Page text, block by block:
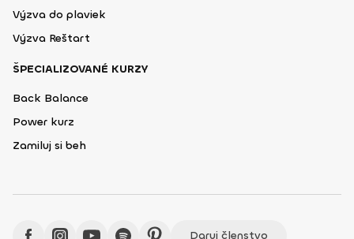
Výzva do plaviek
Výzva Reštart
ŠPECIALIZOVANÉ KURZY
Back Balance
Power kurz
Zamiluj si beh
Daruj členstvo